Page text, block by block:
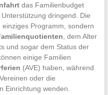
das Familienbudget
dringend. Die
Programm, sondern
, dem Alter
und sogar dem Status der
einige Familien
(AVE) haben, während
oder die
Einrichtung wenden.